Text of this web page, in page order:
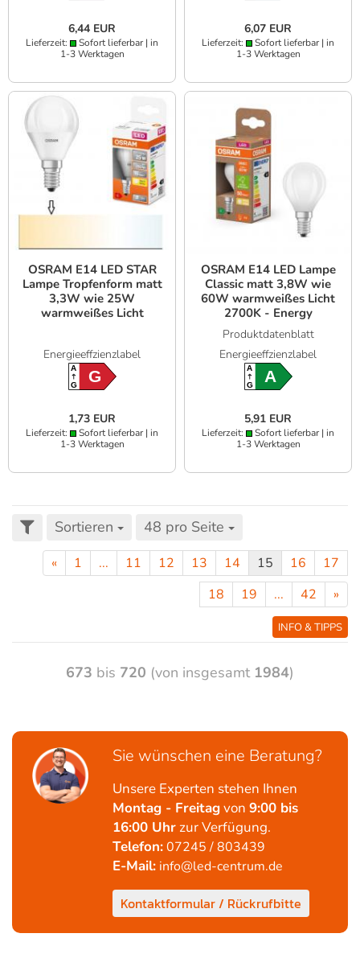
6,44 EUR
Lieferzeit:
Sofort lieferbar | in
1-3 Werktagen
6,07 EUR
Lieferzeit:
Sofort lieferbar | in
1-3 Werktagen
OSRAM E14 LED STAR
Lampe Tropfenform matt
3,3W wie 25W
warmweißes Licht
Energieeffzienzlabel
A
GG
1,73 EUR
Lieferzeit:
Sofort lieferbar | in
1-3 Werktagen
OSRAM E14 LED Lampe
Classic matt 3,8W wie
60W warmweißes Licht
2700K - Energy
efficiency class A
Produktdatenblatt
Energieeffzienzlabel
A
GA
5,91 EUR
Lieferzeit:
Sofort lieferbar | in
1-3 Werktagen
Sortieren 48 pro Seite
« 1 ... 11 12 13 14 15 16
17
18
19 ... 42 »
INFO & TIPPS
673 bis 720 (von insgesamt 1984)
Sie wünschen eine Beratung?
Unsere Experten stehen Ihnen
Montag - Freitagvon 9:00 bis
16:00 Uhrzur Verfügung.
Telefon: 07245 / 803439
E-Mail: info@led-centrum.de
Kontaktformular / Rückrufbitte